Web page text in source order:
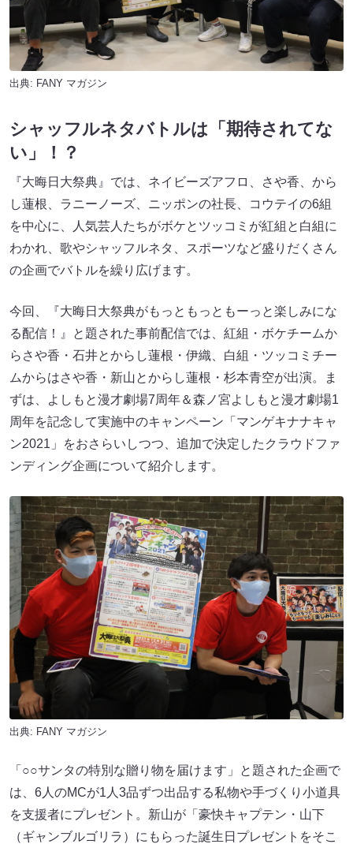
出典: FANY マガジン
シャッフルネタバトルは「期待されてな
い」！？
『大晦日大祭典』では、ネイビーズアフロ、さや香、から
し蓮根、ラニーノーズ、ニッポンの社長、コウテイの6組
を中心に、人気芸人たちがボケとツッコミが紅組と白組に
わかれ、歌やシャッフルネタ、スポーツなど盛りだくさん
の企画でバトルを繰り広げます。
今回、『大晦日大祭典がもっともっともーっと楽しみにな
る配信！』と題された事前配信では、紅組・ボケチームか
らさや香・石井とからし蓮根・伊織、白組・ツッコミチー
ムからはさや香・新山とからし蓮根・杉本青空が出演。ま
ずは、よしもと漫才劇場7周年＆森ノ宮よしもと漫才劇場1
周年を記念して実施中のキャンペーン「マンゲキナナキャ
ン2021」をおさらいしつつ、追加で決定したクラウドファ
ンディング企画について紹介します。
出典: FANY マガジン
「○○サンタの特別な贈り物を届けます」と題された企画で
は、6人のMCが1人3品ずつ出品する私物や手づくり小道具
を支援者にプレゼント。新山が「豪快キャプテン・山下
（ギャンブルゴリラ）にもらった誕生日プレゼントをそこ